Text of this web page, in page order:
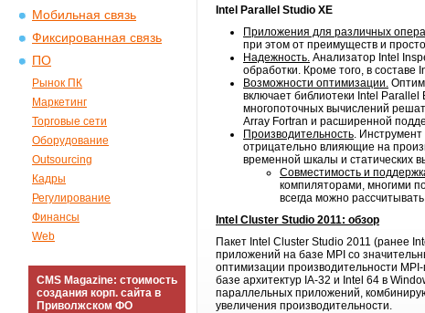
Мобильная связь
Фиксированная связь
ПО
Рынок ПК
Маркетинг
Торговые сети
Оборудование
Outsourcing
Кадры
Регулирование
Финансы
Web
CMS Magazine: стоимость
создания корп. сайта в
Приволжском ФО
Intel Parallel Studio XE
Приложения для различных
при этом от преимуществ и
Надежность. Анализатор Intel
обработки. Кроме того, в составе
Возможности оптимизации.
включает библиотеки Intel
многопоточных вычислений
Array Fortran и расширенной
Производительность.
отрицательно влияющие на
временной шкалы и статических
Совместимость и
компиляторами, многими
всегда можно
Intel Cluster Studio 2011: обзор
Пакет Intel Cluster Studio 2011 (ранее
приложений на базе MPI со
оптимизации производительности
базе архитектур IA-32 и Intel 64 в
параллельных приложений,
увеличения производительности.